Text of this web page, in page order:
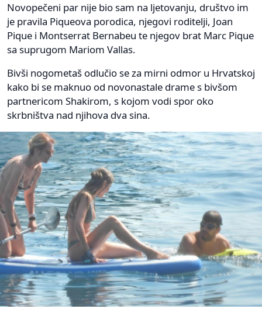
Novopečeni par nije bio sam na ljetovanju, društvo im
je pravila Piqueova porodica, njegovi roditelji, Joan
Pique i Montserrat Bernabeu te njegov brat Marc Pique
sa suprugom Mariom Vallas.
Bivši nogometaš odlučio se za mirni odmor u Hrvatskoj
kako bi se maknuo od novonastale drame s bivšom
partnericom Shakirom, s kojom vodi spor oko
skrbništva nad njihova dva sina.